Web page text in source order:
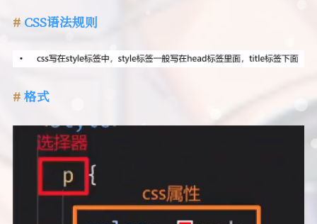
CSS语法规则
格式